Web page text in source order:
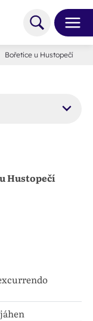
Bořetice u Hustopečí
Hustopečí